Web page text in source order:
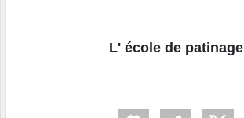
L' école de patinage